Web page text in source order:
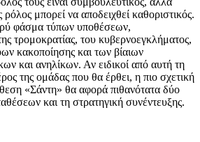
μπορεί να αποδειχθεί καθοριστικός.
φάσμα τύπων υποθέσεων,
τρομοκρατίας, του κυβερνοεγκλήματος,
κακοποίησης και των βίαιων
και ανηλίκων. Αν ειδικοί από αυτή τη
της ομάδας που θα έρθει, η πιο σχετική
«Σάντη» θα αφορά πιθανότατα δύο
και τη στρατηγική συνέντευξης.